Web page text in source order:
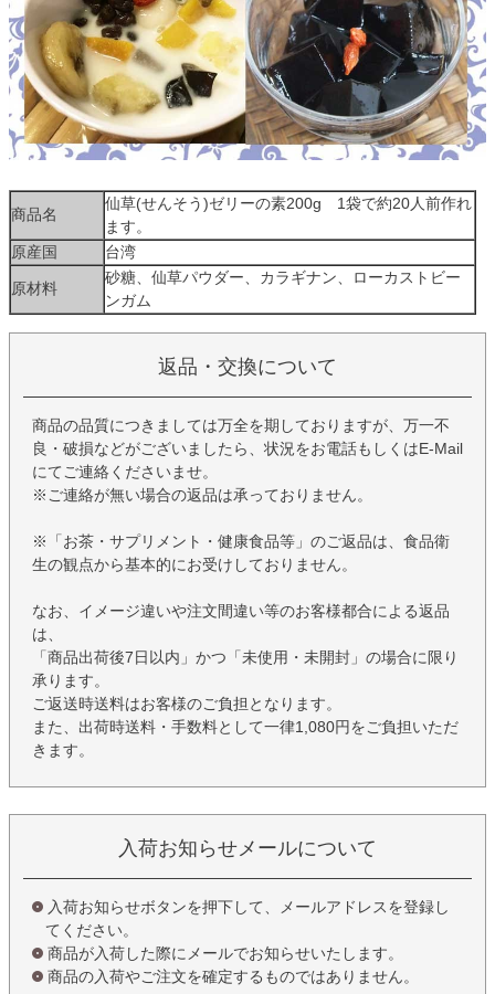
商品名
仙草(せんそう)ゼリーの素200g 1袋で約20人前作れ
ます。
原産国
台湾
原材料
砂糖、仙草パウダー、カラギナン、ローカストビー
ンガム
返品・交換について
商品の品質につきましては万全を期しておりますが、万一不
良・破損などがございましたら、状況をお電話もしくはE-Mail
にてご連絡くださいませ。
※ご連絡が無い場合の返品は承っておりません。
※「お茶・サプリメント・健康食品等」のご返品は、食品衛
生の観点から基本的にお受けしておりません。
なお、イメージ違いや注文間違い等のお客様都合による返品
は、
「商品出荷後7日以内」かつ「未使用・未開封」の場合に限り
承ります。
ご返送時送料はお客様のご負担となります。
また、出荷時送料・手数料として一律1,080円をご負担いただ
きます。
入荷お知らせメールについて
入荷お知らせボタンを押下して、メールアドレスを登録し
てください。
商品が入荷した際にメールでお知らせいたします。
商品の入荷やご注文を確定するものではありません。